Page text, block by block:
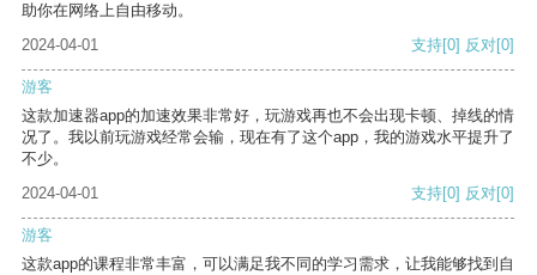
助你在网络上自由移动。
2024-04-01
支持[0] 反对[0]
游客
这款加速器app的加速效果非常好，玩游戏再也不会出现卡顿、掉线的情
况了。我以前玩游戏经常会输，现在有了这个app，我的游戏水平提升了
不少。
2024-04-01
支持[0] 反对[0]
游客
这款app的课程非常丰富，可以满足我不同的学习需求，让我能够找到自